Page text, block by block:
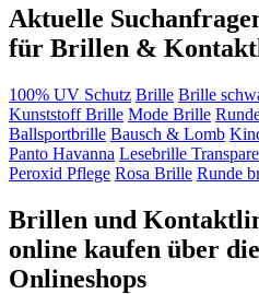
Aktuelle
für Brillen &
100% UV Schutz Brille Brille
Kunststoff Brille Mode Brille
Ballsportbrille Bausch & Lomb
Panto Havanna Lesebrille
Peroxid Pflege Rosa Brille Runde
Brillen und
online kaufen über
Onlineshops